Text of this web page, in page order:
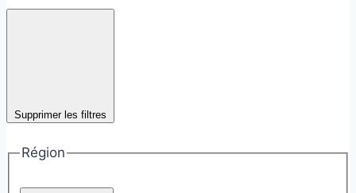
Supprimer les filtres
Région